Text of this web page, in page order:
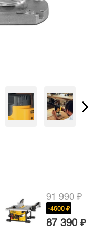
18 870 ₽
-2430 ₽
16 440 ₽